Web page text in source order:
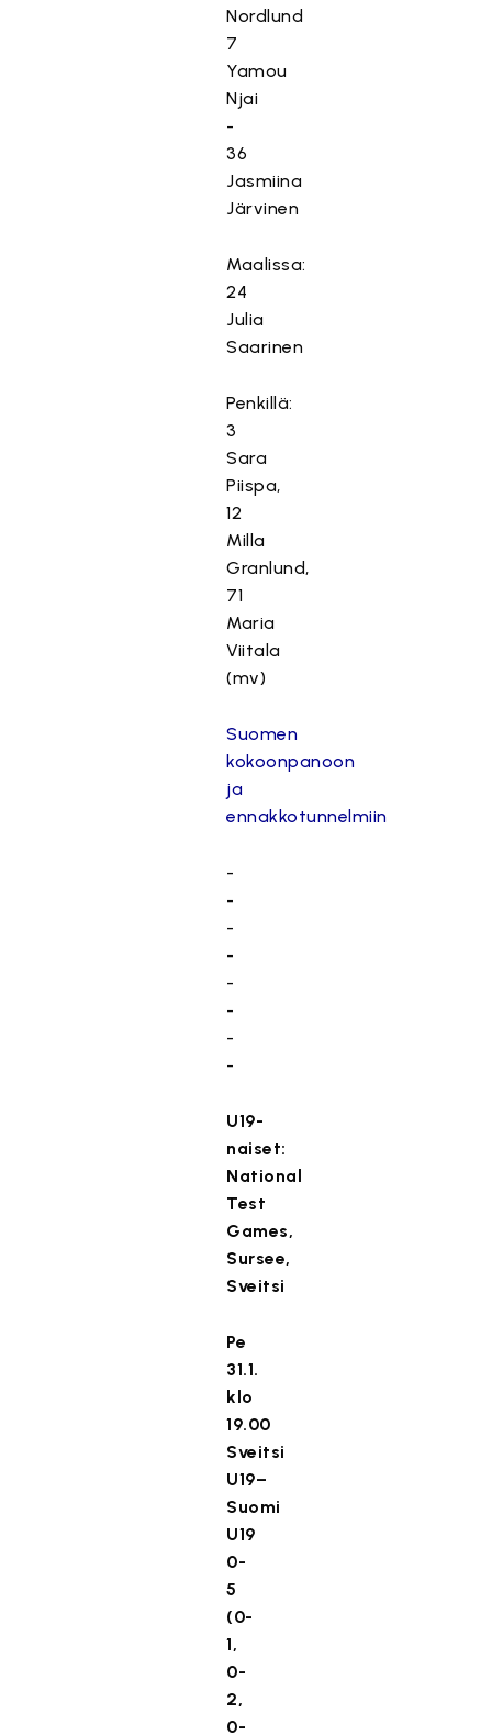
Nordlund
7
Yamou
Njai
-
36
Jasmiina
Järvinen
Maalissa:
24
Julia
Saarinen
Penkillä:
3
Sara
Piispa,
12
Milla
Granlund,
71
Maria
Viitala
(mv)
Suomen
kokoonpanoon
ja
ennakkotunnelmiin
-
-
-
-
-
-
-
-
U19-
naiset:
National
Test
Games,
Sursee,
Sveitsi
Pe
31.1.
klo
19.00
Sveitsi
U19–
Suomi
U19
0-
5
(0-
1,
0-
2,
0-